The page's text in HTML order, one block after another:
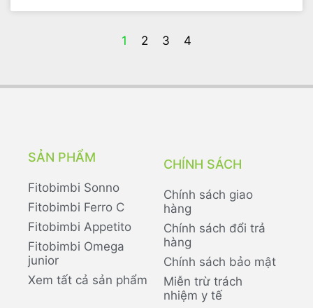
1 2 3 4
SẢN PHẨM
Fitobimbi Sonno
Fitobimbi Ferro C
Fitobimbi Appetito
Fitobimbi Omega
junior
Xem tất cả sản phẩm
CHÍNH SÁCH
Chính sách giao
hàng
Chính sách đổi trả
hàng
Chính sách bảo mật
Miễn trừ trách
nhiệm y tế